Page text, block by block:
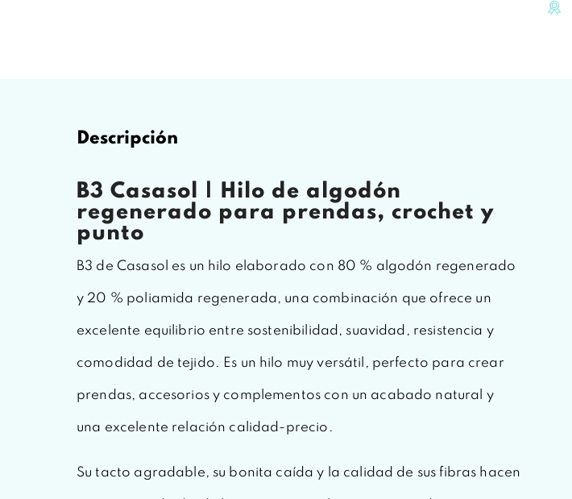
Descripción
B3 Casasol | Hilo de algodón
regenerado para prendas, crochet y
punto
B3 de Casasol es un hilo elaborado con 80 % algodón regenerado
y 20 % poliamida regenerada, una combinación que ofrece un
excelente equilibrio entre sostenibilidad, suavidad, resistencia y
comodidad de tejido. Es un hilo muy versátil, perfecto para crear
prendas, accesorios y complementos con un acabado natural y
una excelente relación calidad-precio.
Su tacto agradable, su bonita caída y la calidad de sus fibras hacen